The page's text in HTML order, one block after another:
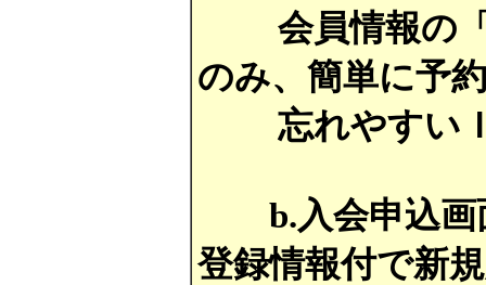
会員情報の「
のみ、簡単に予
忘れやすいＩ
b.入会申込画
登録情報付で新